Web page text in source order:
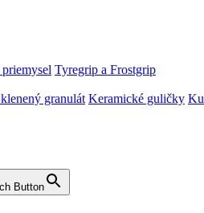
Tyregrip a Frostgrip
granulát Keramické guličky
Button